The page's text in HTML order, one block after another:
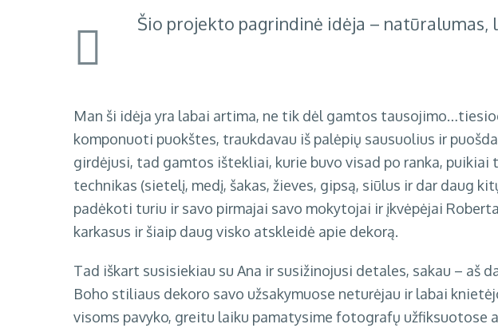
Šio projekto pagrindinė idėja – natūralumas,
Man ši idėja yra labai artima, ne tik dėl gamtos
komponuoti puokštes, traukdavau iš palėpių sausuolius ir
girdėjusi, tad gamtos ištekliai, kurie buvo visad po ranka,
technikas (sietelį, medį, šakas, žieves, gipsą, siūlus ir dar daug
padėkoti turiu ir savo pirmajai savo mokytojai ir įkvėpėjai
karkasus ir šiaip daug visko atskleidė apie dekorą.
Tad iškart susisiekiau su Ana ir susižinojusi detales, sakau – aš
Boho stiliaus dekoro savo užsakymuose neturėjau ir labai
visoms pavyko, greitu laiku pamatysime fotografų užfiksuotose